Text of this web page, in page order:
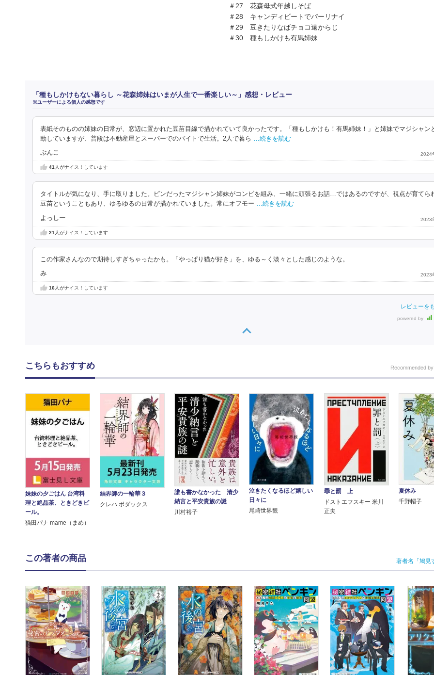
＃27 花森母式年越しそば
＃28 キャンディビートでパーリナイ
＃29 豆きたりなばチョコ遠からじ
＃30 種もしかけも有馬姉妹
「種もしかけもない暮らし ～花森姉妹はいまが人生で一番楽しい～」感想・レビュー
※ユーザーによる個人の感想です
表紙そのものの姉妹の日常が、窓辺に置かれた豆苗目線で描かれていて良かったです。「種もしかけも！有馬姉妹！」と姉妹でマジシャン
動していますが、普段は不動産屋とスーパーでのバイトで生活。2人で暮ら
…続きを読む
ぶんこ 2024
41人がナイス！しています
タイトルが気になり、手に取りました。ピンだったマジシャン姉妹がコンビを組み、一緒に頑張るお話…ではあるのですが、視点が育てら
豆苗ということもあり、ゆるゆるの日常が描かれていました。常にオフモー …続きを読む
よっしー 2023
21 人がナイス！しています
この作家さんなので期待しすぎちゃったかも。「やっぱり猫が好き」を、ゆる～く淡々とした感じのような。
み 2023
16人がナイス！しています
レビューを
powered by
こちらもおすすめ Recommended
妹妹の夕ごはん 台湾料
理と絶品茶、ときどきビ
ール。
猫田パナ mame（まめ）
結界師の一輪華３
クレハ ボダックス
誰も書かなかった 清少
納言と平安貴族の謎
川村裕子
泣きたくなるほど嬉しい
日々に
尾崎世界観
罪と罰 上
ドストエフスキー 米川
正夫
夏休み
千野帽子
この著者の商品 著者名「鳩見